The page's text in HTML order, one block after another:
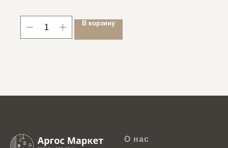
В корзину
О нас